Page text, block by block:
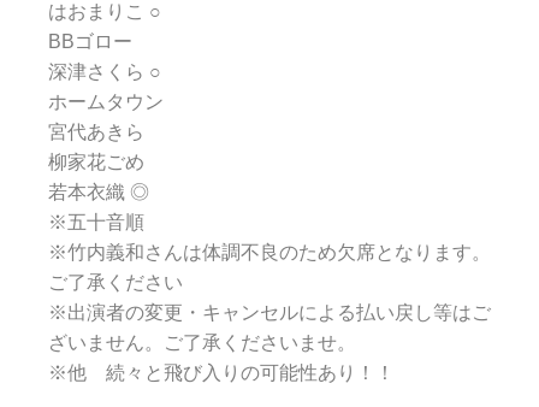
はおまりこ ○
BBゴロー
深津さくら ○
ホームタウン
宮代あきら
柳家花ごめ
若本衣織 ◎
※五十音順
※竹内義和さんは体調不良のため欠席となります。
ご了承ください
※出演者の変更・キャンセルによる払い戻し等はご
ざいません。ご了承くださいませ。
※他 続々と飛び入りの可能性あり！！